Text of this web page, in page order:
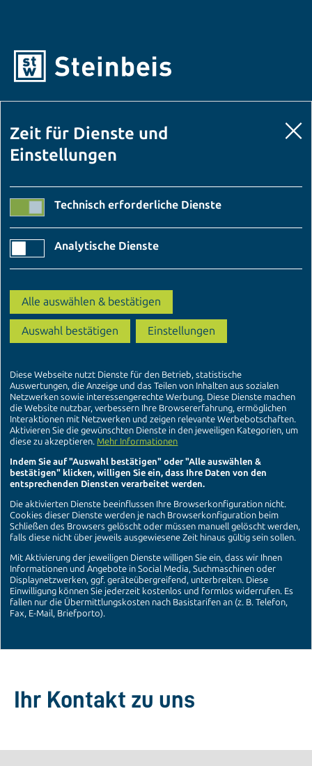
Ihr Kontakt zu uns